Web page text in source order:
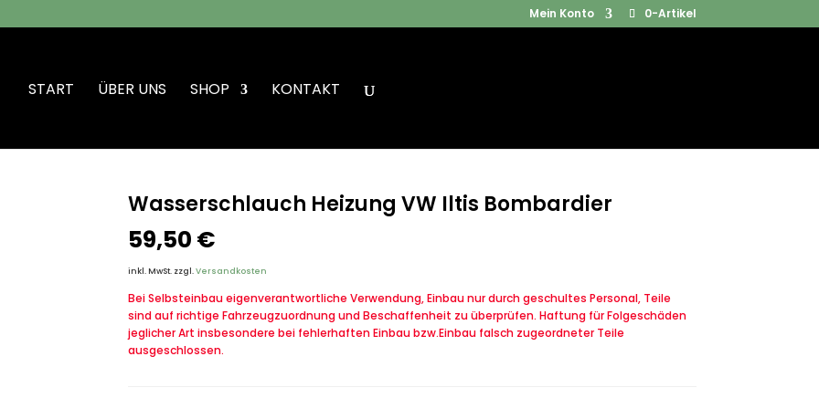
Mein Konto 0-Artikel
START ÜBER UNS SHOP KONTAKT
Products
Wasserschlauch Heizung VW Iltis Bombardier
59,50 €
inkl. MwSt. zzgl.Versandkosten
Bei Selbsteinbau eigenverantwortliche Verwendung, Einbau nur durch geschultes Personal, Teile
sind auf richtige Fahrzeugzuordnung und Beschaffenheit zu überprüfen. Haftung für Folgeschäden
jeglicher Art insbesondere bei fehlerhaften Einbau bzw.Einbau falsch zugeordneter Teile
ausgeschlossen.